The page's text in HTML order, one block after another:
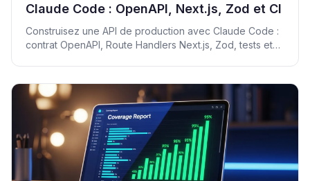
Claude Code : OpenAPI, Next.js, Zod et CI
Construisez une API de production avec Claude Code :
contrat OpenAPI, Route Handlers Next.js, Zod, tests et